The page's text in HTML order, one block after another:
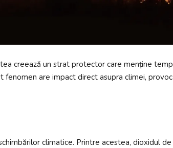
creează un strat protector care menține
are impact direct asupra climei,
climatice. Printre acestea, dioxidul